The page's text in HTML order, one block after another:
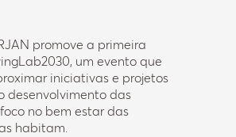
promove a primeira
um evento que
iniciativas e projetos
desenvolvimento das
no bem estar das
habitam.